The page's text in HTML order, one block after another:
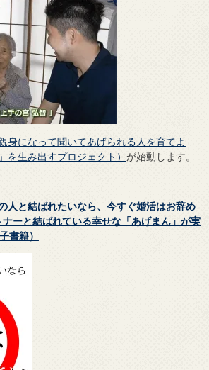
身になって聞いてあげられる人を育てよ
を生み出すプロジェクト） が始動します。
人と結ばれたいなら、今すぐ婚活はお辞め
ーと結ばれている幸せな「あげまん」が実
書籍）